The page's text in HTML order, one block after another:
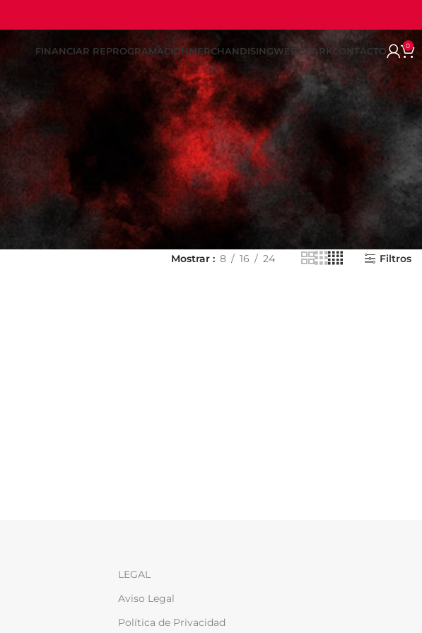
FINANCIAR REPROGRAMACIONMERCHANDISINGWEB SPARK CONTACTO 0
Mostrar 8 16 24 Filtros
LEGAL
Aviso Legal
Política de Privacidad